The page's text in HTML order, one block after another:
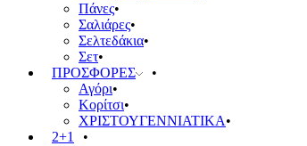
Πάνες
Σαλιάρες
Σελτεδάκια
Σετ
ΠΡΟΣΦΟΡΕΣ
Αγόρι
Κορίτσι
ΧΡΙΣΤΟΥΓΕΝΝΙΑΤΙΚΑ
2+1